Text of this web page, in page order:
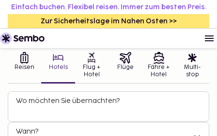
Einfach buchen. Flexibel reisen. Immer zum besten Preis.
Zur Sicherheitslage im Nahen Osten >>
Reisen Hotels
Flug +
Hotel
Flüge
Fähre +
Hotel
Multi-
stop
Wo möchten Sie übernachten?
Wann?